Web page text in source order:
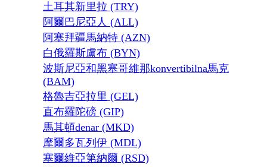
土耳其新里拉 (TRY)
阿爾巴尼亞人 (ALL)
阿塞拜疆馬納特 (AZN)
白俄羅斯盧布 (BYN)
波斯尼亞和黑塞哥維那konvertibilna馬克
(BAM)
格魯吉亞拉里 (GEL)
直布羅陀磅 (GIP)
馬其頓denar (MKD)
摩爾多瓦列伊 (MDL)
塞爾維亞第納爾 (RSD)